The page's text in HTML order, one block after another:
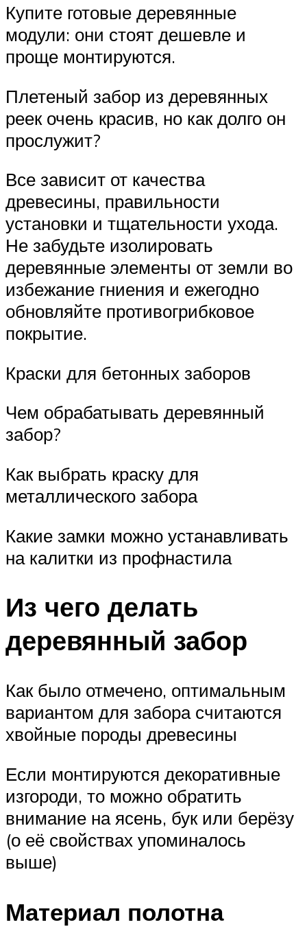
Купите готовые деревянные
модули: они стоят дешевле и
проще монтируются.
Плетеный забор из деревянных
реек очень красив, но как долго он
прослужит?
Все зависит от качества
древесины, правильности
установки и тщательности ухода.
Не забудьте изолировать
деревянные элементы от земли во
избежание гниения и ежегодно
обновляйте противогрибковое
покрытие.
Краски для бетонных заборов
Чем обрабатывать деревянный
забор?
Как выбрать краску для
металлического забора
Какие замки можно устанавливать
на калитки из профнастила
Из чего делать
деревянный забор
Как было отмечено, оптимальным
вариантом для забора считаются
хвойные породы древесины
Если монтируются декоративные
изгороди, то можно обратить
внимание на ясень, бук или берёзу
(о её свойствах упоминалось
выше)
Материал полотна